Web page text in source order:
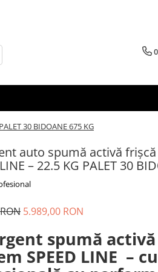
30 BIDOANE 675 KG
auto spumă activă
– 22.5 KG PALET 30
5.989,00 RON
spumă
SPEED LINE –